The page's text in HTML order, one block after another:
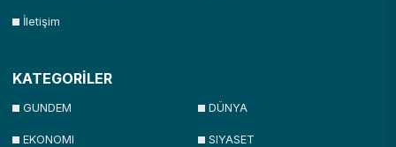
İletişim
KATEGORİLER
GUNDEM DÜNYA
EKONOMI SIYASET